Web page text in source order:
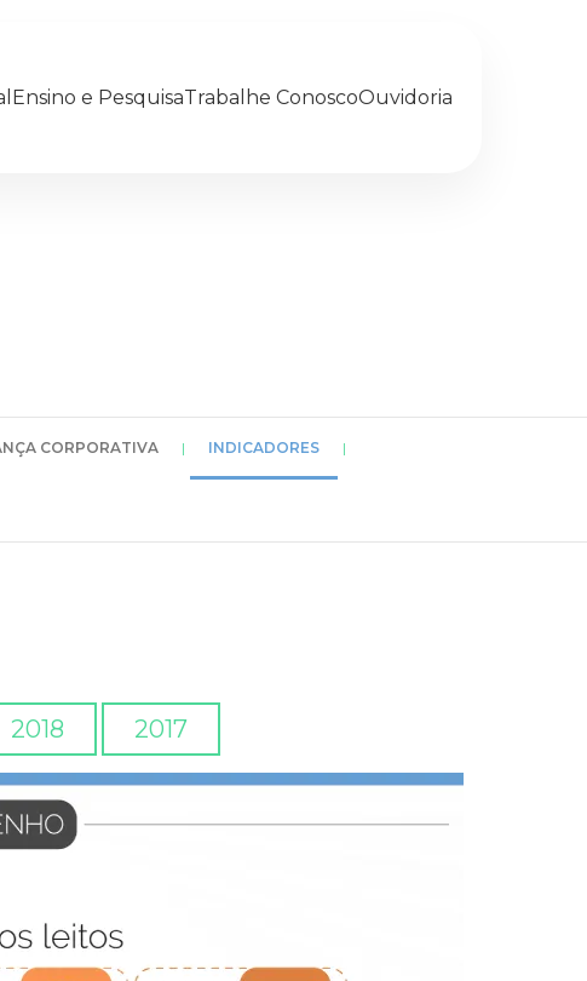
Ensino e PesquisaTrabalhe ConoscoOuvidoria
CORPORATIVA | INDICADORES |
2018 2017